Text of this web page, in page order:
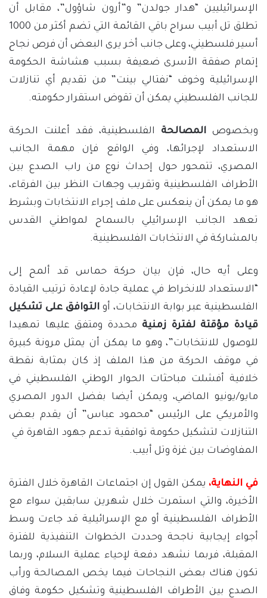
الإسرائيليين “هدار جولدن” و”أرون شاؤول”، مقابل أن
تطلق تل أبيب سراح باقي القائمة التي تضم أكثر من 1000
أسير فلسطيني، وعلى جانب أخر يرى البعض أن فرص نجاح
إتمام صفقة الأسرى ضعيفة بسبب هشاشة الحكومة
الإسرائيلية وخوف “نفتالي بينت” من تقديم أي تنازلات
للجانب الفلسطيني يمكن أن تقوض استقرار حكومته.
وبخصوص المصالحة
الفلسطينية، فقد أعلنت الحركة
الاستعداد لإجرائها، وفي الواقع فإن مهمة الجانب
المصري، تتمحور حول إحداث نوع من راب الصدع بين
الأطراف الفلسطينية وتقريب وجهات النظر بين الفرقاء،
هو ما يمكن أن ينعكس على ملف إجراء الانتخابات وبشرط
تعهد الجانب الإسرائيلي بالسماح لمواطني القدس
بالمشاركة في الانتخابات الفلسطينية.
وعلى أيه حال، فإن بيان حركة حماس قد ألمح إلى
“الاستعداد للانخراط في عملية جادة لإعادة ترتيب القيادة
الفلسطينية عبر بوابة الانتخابات، أو التوافق على تشكيل
قيادة مؤقتة لفترة زمنية محددة ومتفق عليها تمهيدا
للوصول للانتخابات”، وهو ما يمكن أن يمثل مرونة كبيرة
في موقف الحركة من هذا الملف إذ كان بمثابة نقطة
خلافية أفشلت مباحثات الحوار الوطني الفلسطيني في
مايو/يونيو الماضي، ويمكن أيضا بفضل الدور المصري
والأمريكي على الرئيس “محمود عباس” أن يقدم بعض
التنازلات لتشكيل حكومة توافقية تدعم جهود القاهرة في
المفاوضات بين غزة وتل أبيب.
في النهاية، يمكن القول إن اجتماعات القاهرة خلال الفترة
الأخيرة، والتي استمرت خلال شهرين سابقين سواء مع
الأطراف الفلسطينية أو مع الإسرائيلية قد جاءت وسط
أجواء إيجابية ناجحة وحددت الخطوات التنفيذية للفترة
المقبلة، فربما نشهد دفعة لإحياء عملية السلام، وربما
تكون هناك بعض النجاحات فيما يخص المصالحة ورأب
الصدع بين الأطراف الفلسطينية وتشكيل حكومة وفاق